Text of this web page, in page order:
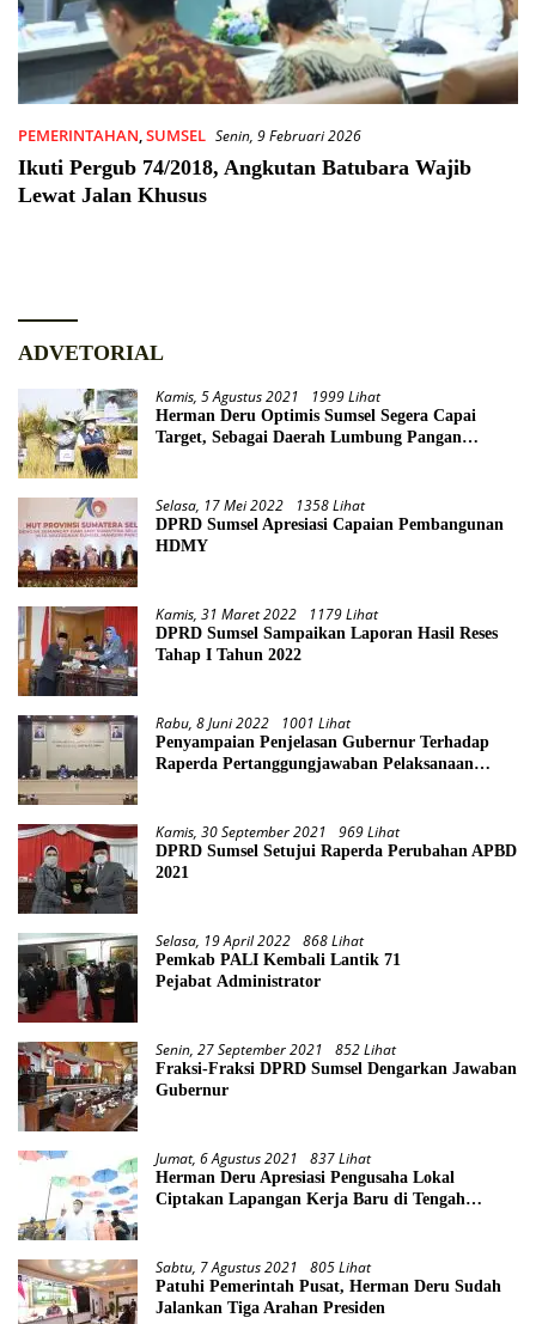
PEMERINTAHAN,SUMSEL Senin, 9 Februari 2026
Ikuti Pergub 74/2018, Angkutan Batubara Wajib
Lewat Jalan Khusus
ADVETORIAL
Kamis, 5 Agustus 2021 1999 Lihat
Herman Deru Optimis Sumsel Segera Capai
Target, Sebagai Daerah Lumbung Pangan
Selasa, 17 Mei 2022 1358 Lihat
DPRD Sumsel Apresiasi Capaian Pembangunan
HDMY
Kamis, 31 Maret 2022 1179 Lihat
DPRD Sumsel Sampaikan Laporan Hasil Reses
Tahap I Tahun 2022
Rabu, 8 Juni 2022 1001 Lihat
Penyampaian Penjelasan Gubernur Terhadap
Raperda Pertanggungjawaban Pelaksanaan
Kamis, 30 September 2021 969 Lihat
DPRD Sumsel Setujui Raperda Perubahan APBD
2021
Selasa, 19 April 2022 868 Lihat
Pemkab PALI Kembali Lantik 71
Pejabat Administrator
Senin, 27 September 2021 852 Lihat
Fraksi-Fraksi DPRD Sumsel Dengarkan Jawaban
Gubernur
Jumat, 6 Agustus 2021 837 Lihat
Herman Deru Apresiasi Pengusaha Lokal
Ciptakan Lapangan Kerja Baru di Tengah
Sabtu, 7 Agustus 2021 805 Lihat
Patuhi Pemerintah Pusat, Herman Deru Sudah
Jalankan Tiga Arahan Presiden